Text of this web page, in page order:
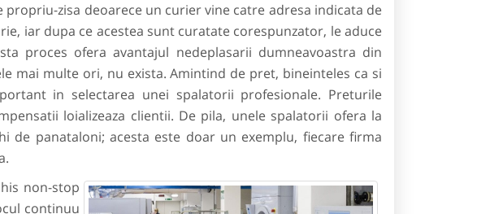
zisa deoarece un curier vine catre adresa indicata de
iar dupa ce acestea sunt curatate corespunzator, le aduce
proces ofera avantajul nedeplasarii dumneavoastra din
mai multe ori, nu exista. Amintind de pret, bineinteles ca si
in selectarea unei spalatorii profesionale. Preturile
loializeaza clientii. De pila, unele spalatorii ofera la
de panataloni; acesta este doar un exemplu, fiecare firma
non-stop
continuu